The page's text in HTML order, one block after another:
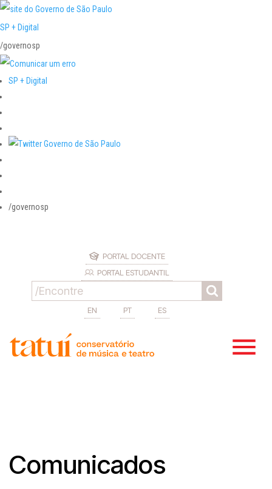
SP + Digital
/governosp
SP + Digital
/governosp
PORTAL DOCENTE
PORTAL ESTUDANTIL
EN PT ES
Comunicados